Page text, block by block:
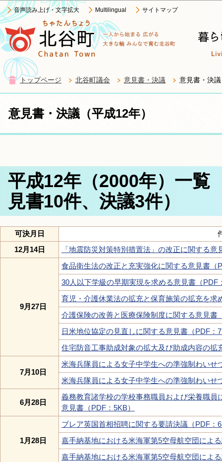
音声読み上げ・文字拡大 Multilingual サイトマップ
トップページ 北谷町議会 意見書・決議 意見書・決
意見書・決議（平成12年）
平成12年（2000年）一
見書10件、決議3件）
可決月日
件
12月14日
「地震防災対策特別措置法」の改正に関する意
9月27日
食品衛生法の改正と充実強化に関する意見書（
30人以下学級の早期実現を求める意見書（PDF
育児・介護休業法の拡充と保育施策の拡充を求
介護保険の改善と医療保険制度に関する意見書
日米地位協定の見直しに関する意見書（PDF：
住宅防音工事助成対象の拡大及び助成内容の拡
7月10日
米海兵隊員による女子中学生への準強制わい
米海兵隊員による女子中学生への準強制わいせ
6月28日
義務教育諸学校の学校事務職員および栄養職
意見書（PDF：5KB）
1月28日
ブレア英国首相招聘に関する要請決議（PDF：
嘉手納基地における米海軍第5空母航空団によ
嘉手納基地における米海軍第5空母航空団によ